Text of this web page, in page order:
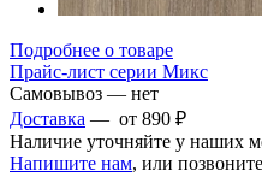
Подробнее о товаре
Прайс-лист серии Микс
Самовывоз — нет
Доставка — от 890 ₽
Наличие уточняйте у наших
Напишите нам, или позвоните